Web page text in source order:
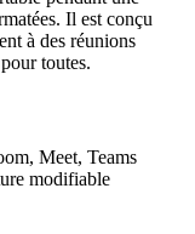
Il est conçu
à des réunions
toutes.
Meet, Teams
modifiable